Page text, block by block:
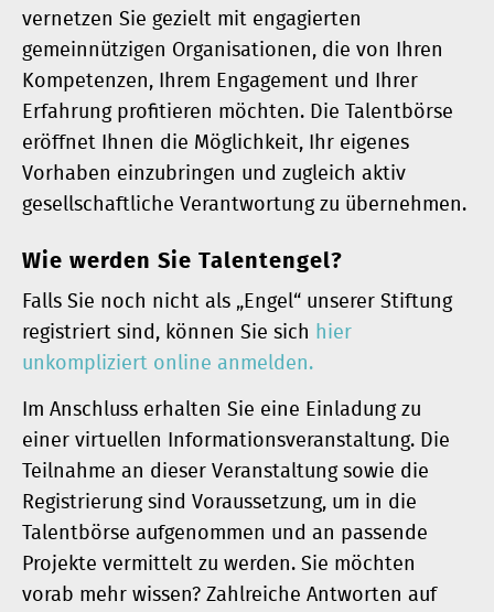
vernetzen Sie gezielt mit engagierten
gemeinnützigen Organisationen, die von Ihren
Kompetenzen, Ihrem Engagement und Ihrer
Erfahrung profitieren möchten. Die Talentbörse
eröffnet Ihnen die Möglichkeit, Ihr eigenes
Vorhaben einzubringen und zugleich aktiv
gesellschaftliche Verantwortung zu übernehmen.
Wie werden Sie Talentengel?
Falls Sie noch nicht als „Engel“ unserer Stiftung
registriert sind, können Sie sich hier
unkompliziert online anmelden.
Im Anschluss erhalten Sie eine Einladung zu
einer virtuellen Informationsveranstaltung. Die
Teilnahme an dieser Veranstaltung sowie die
Registrierung sind Voraussetzung, um in die
Talentbörse aufgenommen und an passende
Projekte vermittelt zu werden. Sie möchten
vorab mehr wissen? Zahlreiche Antworten auf